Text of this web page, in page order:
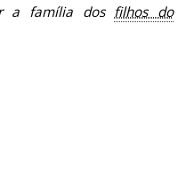
a família dos filhos do